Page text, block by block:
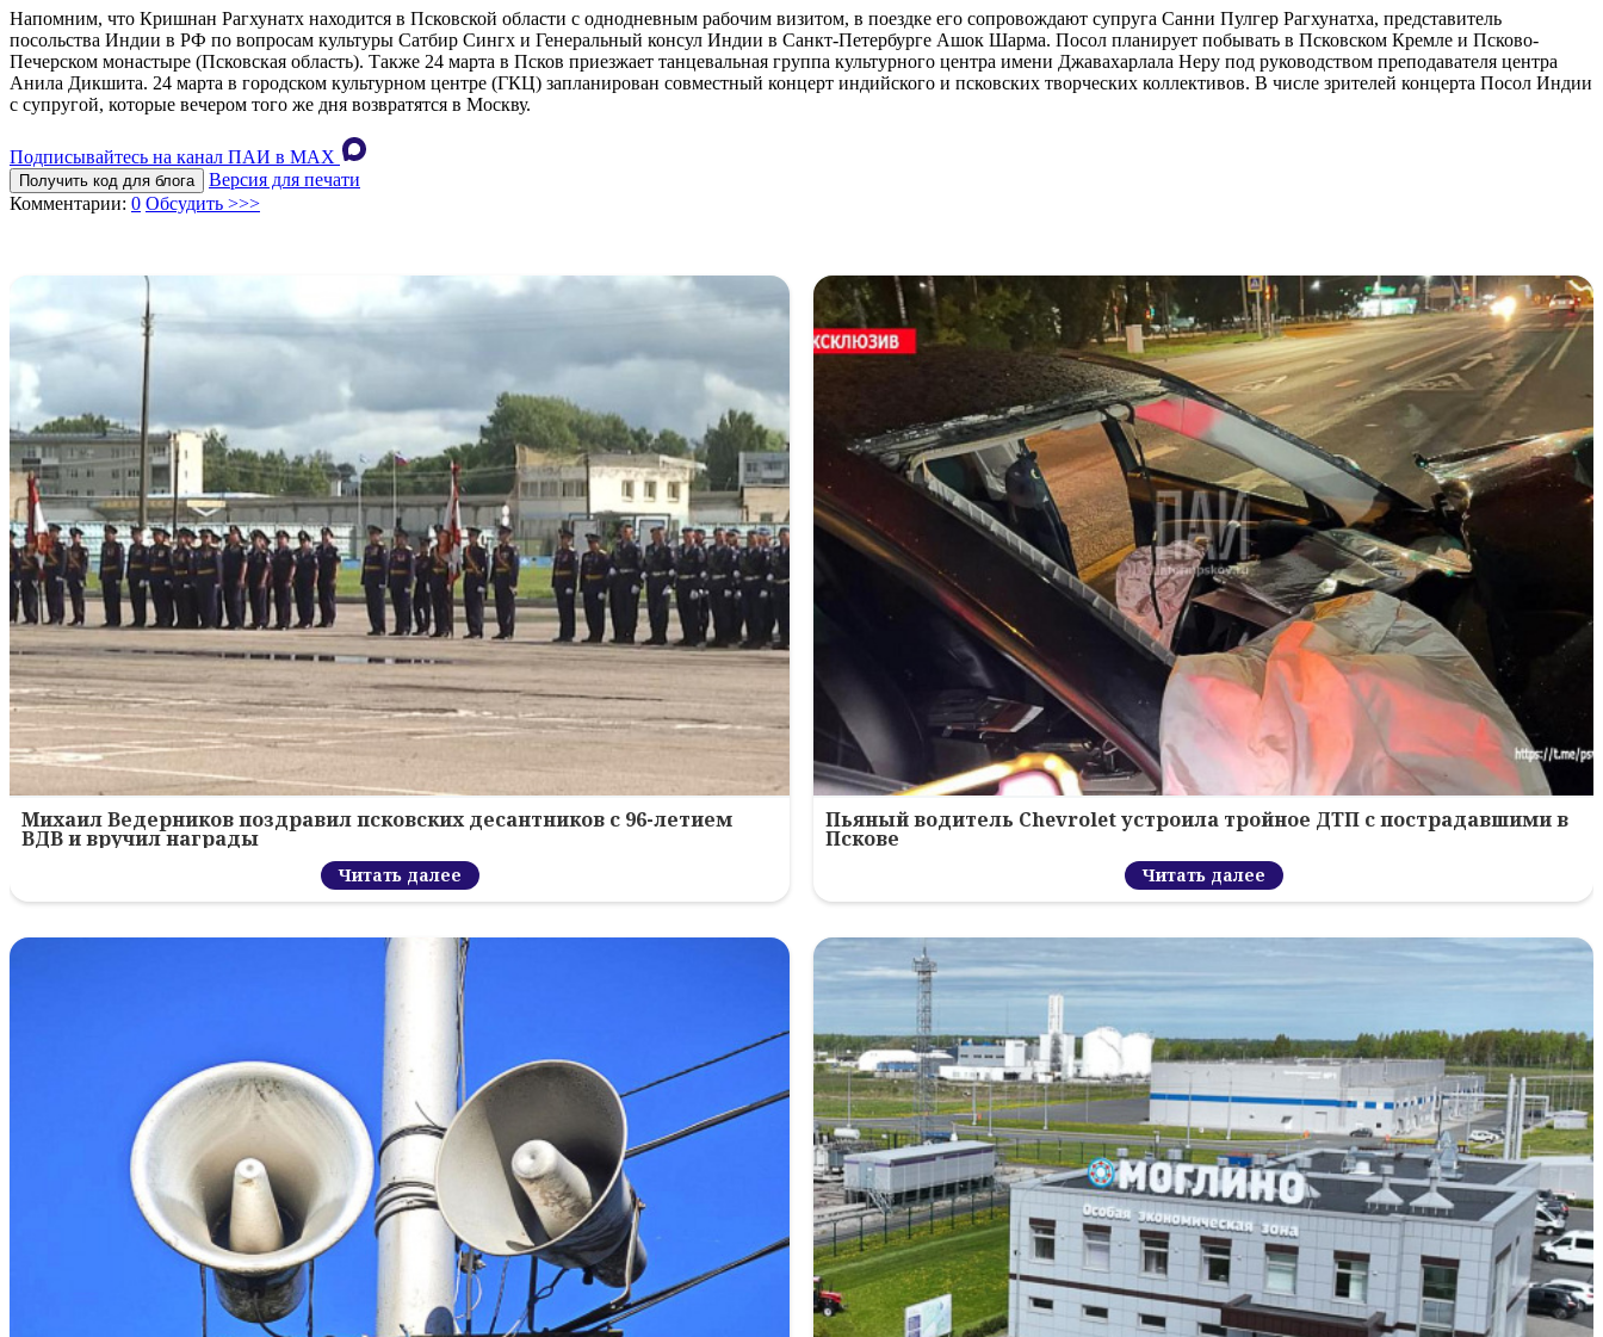
Напомним, что Кришнан Рагхунатх находится в Псковской области с однодневным рабочим визитом, в поездке его сопровождают супруга Санни Пулгер Рагхунатха, представитель
посольства Индии в РФ по вопросам культуры Сатбир Сингх и Генеральный консул Индии в Санкт-Петербурге Ашок Шарма. Посол планирует побывать в Псковском Кремле и Псково-
Печерском монастыре (Псковская область). Также 24 марта в Псков приезжает танцевальная группа культурного центра имени Джавахарлала Неру под руководством преподавателя центра
Анила Дикшита. 24 марта в городском культурном центре (ГКЦ) запланирован совместный концерт индийского и псковских творческих коллективов. В числе зрителей концерта Посол Индии
с супругой, которые вечером того же дня возвратятся в Москву.
Подписывайтесь на канал ПАИ в MAХ
Получить код для блога
Версия для печати
Комментарии: 0 Обсудить >>>
Михаил Ведерников поздравил псковских десантников с 96-летием
ВДВ и вручил награды
Читать далее
Пьяный водитель Chevrolet устроила тройное ДТП с пострадавшими в
Пскове
Читать далее